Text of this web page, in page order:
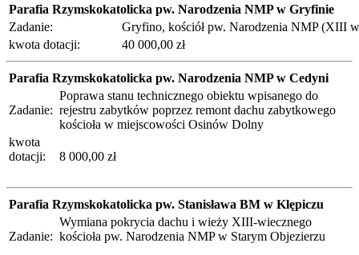
Parafia Rzymskokatolicka pw. Narodzenia NMP w Gryfinie
Zadanie:
Gryfino, kościół pw. Narodzenia NMP (XIII
kwota dotacji:
40 000,00 zł
Parafia Rzymskokatolicka pw. Narodzenia NMP w Cedyni
Zadanie:
Poprawa stanu technicznego obiektu wpisanego do
rejestru zabytków poprzez remont dachu zabytkowego
kościoła w miejscowości Osinów Dolny
kwota
dotacji:
8 000,00 zł
Parafia Rzymskokatolicka pw. Stanisława BM w Klępiczu
Zadanie:
Wymiana pokrycia dachu i wieży XIII-wiecznego
kościoła pw. Narodzenia NMP w Starym Objezierzu